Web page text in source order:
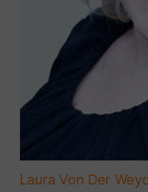
Laura Von Der